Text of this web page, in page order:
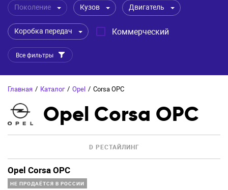
Поколение Кузов Двигатель
Коробка передач Коммерческий
Все фильтры
Главная / Каталог / Opel / Corsa OPC
Opel Corsa OPC
D РЕСТАЙЛИНГ
Opel Corsa OPC
НЕ ПРОДАЁТСЯ В РОССИИ